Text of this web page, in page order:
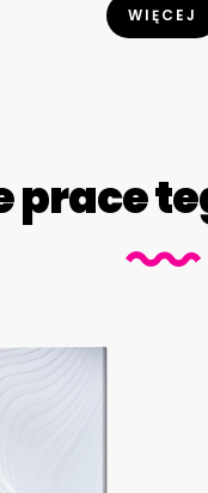
WIĘCEJ
prace